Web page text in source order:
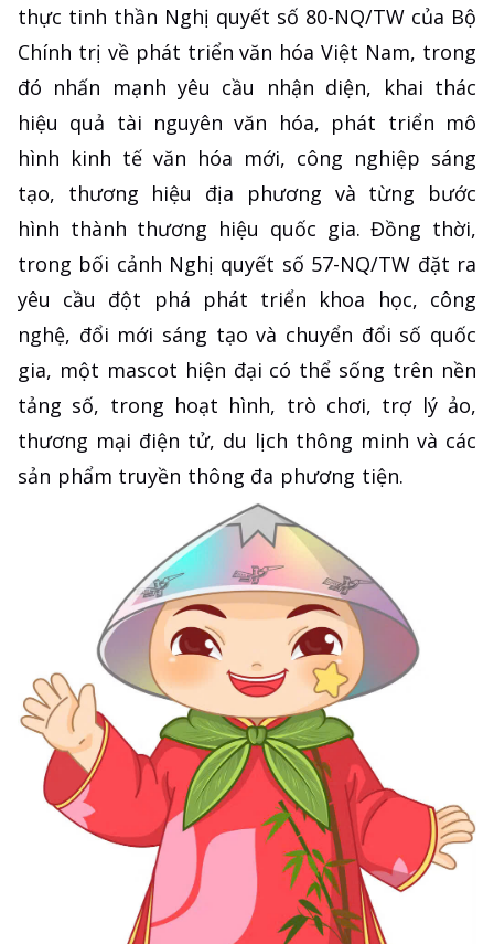
thực tinh thần Nghị quyết số 80-NQ/TW của Bộ
Chính trị về phát triển văn hóa Việt Nam, trong
đó nhấn mạnh yêu cầu nhận diện, khai thác
hiệu quả tài nguyên văn hóa, phát triển mô
hình kinh tế văn hóa mới, công nghiệp sáng
tạo, thương hiệu địa phương và từng bước
hình thành thương hiệu quốc gia. Đồng thời,
trong bối cảnh Nghị quyết số 57-NQ/TW đặt ra
yêu cầu đột phá phát triển khoa học, công
nghệ, đổi mới sáng tạo và chuyển đổi số quốc
gia, một mascot hiện đại có thể sống trên nền
tảng số, trong hoạt hình, trò chơi, trợ lý ảo,
thương mại điện tử, du lịch thông minh và các
sản phẩm truyền thông đa phương tiện.